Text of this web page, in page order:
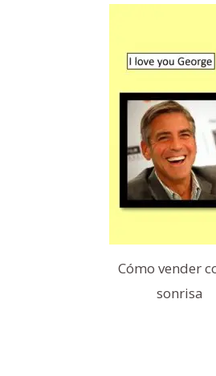
Cómo vender
sonrisa